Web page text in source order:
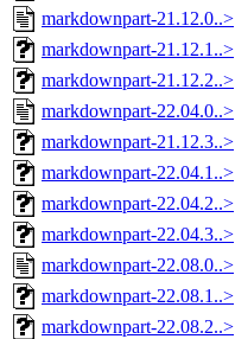
markdownpart-21.12.0..>
markdownpart-21.12.1..>
markdownpart-21.12.2..>
markdownpart-22.04.0..>
markdownpart-21.12.3..>
markdownpart-22.04.1..>
markdownpart-22.04.2..>
markdownpart-22.04.3..>
markdownpart-22.08.0..>
markdownpart-22.08.1..>
markdownpart-22.08.2..>